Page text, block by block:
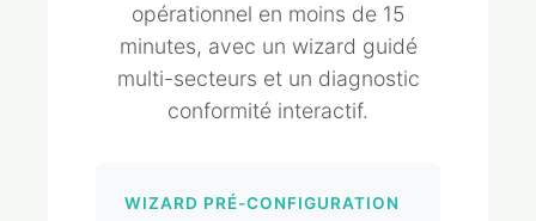
opérationnel en moins de 15
minutes, avec un wizard guidé
multi-secteurs et un diagnostic
conformité interactif.
WIZARD PRÉ-CONFIGURATION